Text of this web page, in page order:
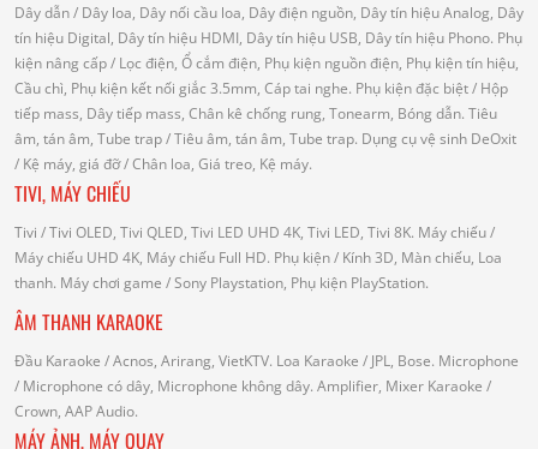
Dây dẫn/ Dây loa, Dây nối cầu loa, Dây điện nguồn, Dây tín hiệu Analog, Dây
tín hiệu Digital, Dây tín hiệu HDMI, Dây tín hiệu USB, Dây tín hiệu Phono. Phụ
kiện nâng cấp/ Lọc điện, Ổ cắm điện, Phụ kiện nguồn điện, Phụ kiện tín hiệu,
Cầu chì, Phụ kiện kết nối giắc 3.5mm, Cáp tai nghe. Phụ kiện đặc biệt/ Hộp
tiếp mass, Dây tiếp mass, Chân kê chống rung, Tonearm, Bóng dẫn. Tiêu
âm, tán âm, Tube trap/ Tiêu âm, tán âm, Tube trap. Dụng cụ vệ sinh DeOxit
/ Kệ máy, giá đỡ/ Chân loa, Giá treo, Kệ máy.
TIVI, MÁY CHIẾU
Tivi / Tivi OLED, Tivi QLED, Tivi LED UHD 4K, Tivi LED, Tivi 8K. Máy chiếu/
Máy chiếu UHD 4K, Máy chiếu Full HD. Phụ kiện/ Kính 3D, Màn chiếu, Loa
thanh. Máy chơi game / Sony Playstation, Phụ kiện PlayStation.
ÂM THANH KARAOKE
Đầu Karaoke / Acnos, Arirang, VietKTV. Loa Karaoke / JPL, Bose. Microphone
/ Microphone có dây, Microphone không dây. Amplifier, Mixer Karaoke /
Crown, AAP Audio.
MÁY ẢNH, MÁY QUAY